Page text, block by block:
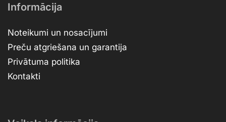
Informācija
Noteikumi un nosacījumi
Preču atgriešana un garantija
Privātuma politika
Kontakti